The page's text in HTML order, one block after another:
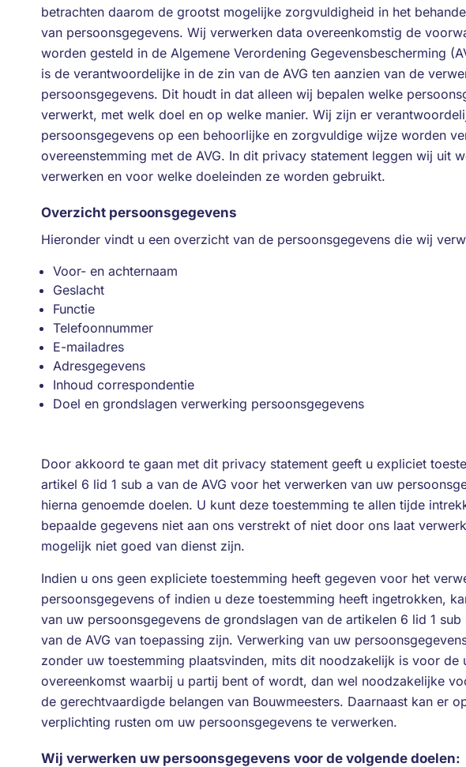
betrachten daarom de grootst mogelijke zorgvuldigheid in het
van persoonsgegevens. Wij verwerken data overeenkomstig de
worden gesteld in de Algemene Verordening Gegevensbescherming
is de verantwoordelijke in de zin van de AVG ten aanzien van de
persoonsgegevens. Dit houdt in dat alleen wij bepalen welke
verwerkt, met welk doel en op welke manier. Wij zijn er
persoonsgegevens op een behoorlijke en zorgvuldige wijze worden
overeenstemming met de AVG. In dit privacy statement leggen wij uit
verwerken en voor welke doeleinden ze worden gebruikt.
Overzicht persoonsgegevens
Hieronder vindt u een overzicht van de persoonsgegevens die wij
Voor- en achternaam
Geslacht
Functie
Telefoonnummer
E-mailadres
Adresgegevens
Inhoud correspondentie
Doel en grondslagen verwerking persoonsgegevens
Door akkoord te gaan met dit privacy statement geeft u expliciet
artikel 6 lid 1 sub a van de AVG voor het verwerken van uw
hierna genoemde doelen. U kunt deze toestemming te allen tijde
bepaalde gegevens niet aan ons verstrekt of niet door ons laat
mogelijk niet goed van dienst zijn.
Indien u ons geen expliciete toestemming heeft gegeven voor het
persoonsgegevens of indien u deze toestemming heeft ingetrokken,
van uw persoonsgegevens de grondslagen van de artikelen 6 lid 1
van de AVG van toepassing zijn. Verwerking van uw
zonder uw toestemming plaatsvinden, mits dit noodzakelijk is voor de
overeenkomst waarbij u partij bent of wordt, dan wel noodzakelijke
de gerechtvaardigde belangen van Bouwmeesters. Daarnaast kan er
verplichting rusten om uw persoonsgegevens te verwerken.
Wij verwerken uw persoonsgegevens voor de volgende doelen: